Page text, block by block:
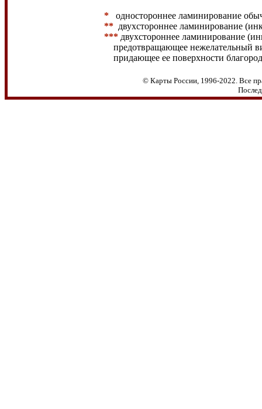
* одностороннее ламинирование
** двухстороннее ламинирование
*** двухстороннее ламинирование
предотвращающее нежелательный
придающее ее поверхности
© Карты России, 1996-2022. Все